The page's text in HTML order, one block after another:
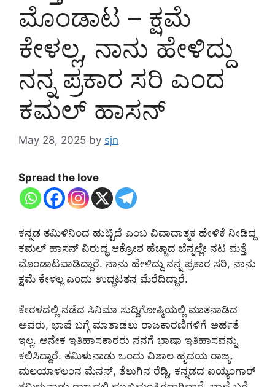
ಮೊಂಡಾಟ – ಕ್ಷಮೆ
ಕೇಳಲ್ಲ, ನಾನು ಹೇಳಿದ್ದು
ನನ್ನ ಪ್ರಕಾರ ಸರಿ ಎಂದ
ಕಮಲ್ ಹಾಸನ್
May 28, 2025 by sjn
Spread the love
ಕನ್ನಡ ತಮಿಳಿನಿಂದ ಹುಟ್ಟಿದೆ ಎಂಬ ವಿವಾದಾತ್ಮಕ ಹೇಳಿಕೆ ನೀಡಿದ್ದ
ಕಮಲ್ ಹಾಸನ್ ವಿರುದ್ಧ ಆಕ್ರೋಶ ಹೆಚ್ಚಾದ ಬೆನ್ನಲ್ಲೇ ನಟ ಮತ್ತೆ
ಮೊಂಡಾಟವಾಡಿದ್ದಾರೆ. ನಾನು ಹೇಳಿದ್ದು ನನ್ನ ಪ್ರಕಾರ ಸರಿ, ನಾನು
ಕ್ಷಮೆ ಕೇಳಲ್ಲ ಎಂದು ಉದ್ಧಟತನ ಮೆರೆದಿದ್ದಾರೆ.
ಕೇರಳದಲ್ಲಿ ನಡೆದ ಸಿನಿಮಾ ಸುದ್ದಿಗೋಷ್ಠಿಯಲ್ಲಿ ಮಾತನಾಡಿದ
ಅವರು, ಭಾಷೆ ಬಗ್ಗೆ ಮಾತಾಡಲು ರಾಜಕಾರಣಿಗಳಿಗೆ ಅರ್ಹತೆ
ಇಲ್ಲ. ಅನೇಕ ಇತಿಹಾಸಕಾರರು ನನಗೆ ಭಾಷಾ ಇತಿಹಾಸವನ್ನು
ಕಲಿಸಿದ್ದಾರೆ. ತಮಿಳುನಾಡು ಒಂದು ವಿಶಾಲ ಹೃದಯ ರಾಜ್ಯ.
ಮಲಯಾಳಲಂನ ಮೆನನ್, ತೆಲುಗಿನ ರೆಡ್ಡಿ, ಕನ್ನಡದ ಐಯ್ಯಂಗಾರ್